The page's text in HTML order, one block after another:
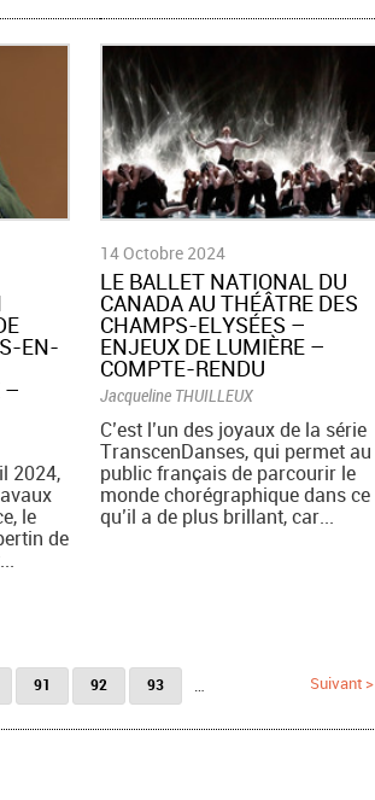
EN-
–
2024,
le
de
14 Octobre 2024
LE BALLET NATIONAL DU
CANADA AU THÉÂTRE DES
CHAMPS-ELYSÉES –
ENJEUX DE LUMIÈRE –
COMPTE-RENDU
Jacqueline THUILLEUX
C’est l’un des joyaux de la série
TranscenDanses, qui permet au
public français de parcourir le
monde chorégraphique dans ce
qu’il a de plus brillant, car...
91 92 93 Suivant >